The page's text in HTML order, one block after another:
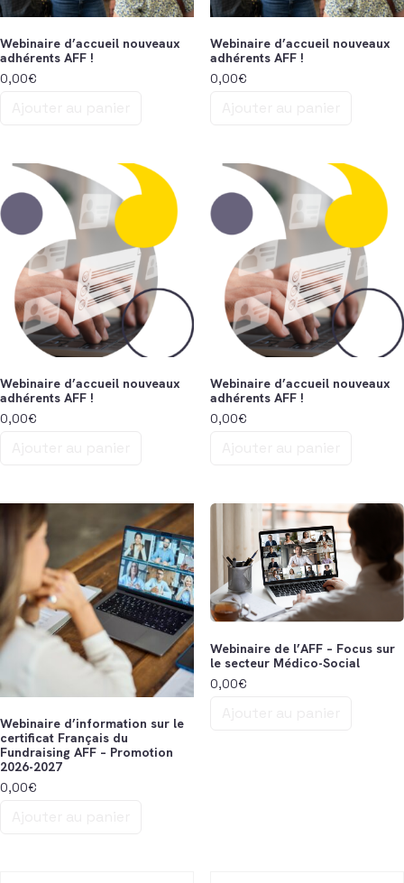
Webinaire d’accueil nouveaux
adhérents AFF !
0,00€
Webinaire d’accueil nouveaux
adhérents AFF !
0,00€
Webinaire d’accueil nouveaux
adhérents AFF !
0,00€
Webinaire d’accueil nouveaux
adhérents AFF !
0,00€
Webinaire d’information sur le
certificat Français du
Fundraising AFF – Promotion
2026-2027
0,00€
Webinaire de l’AFF – Focus sur
le secteur Médico-Social
0,00€